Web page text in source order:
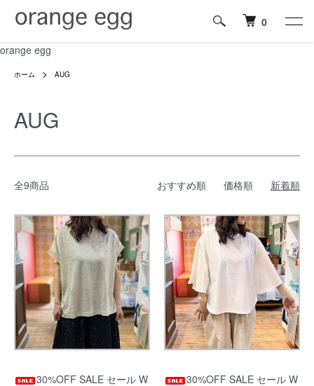
orange egg
0
ホーム AUG
AUG
全9商品 おすすめ順 価格順 新着順
30%OFF SALE セール W
30%OFF SALE セール W